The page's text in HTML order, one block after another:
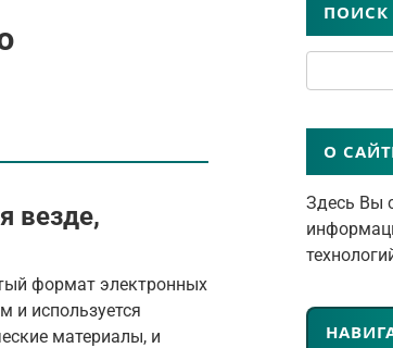
везде,
формат электронных
и используется
материалы, и
ПОИСК
О
Здесь Вы